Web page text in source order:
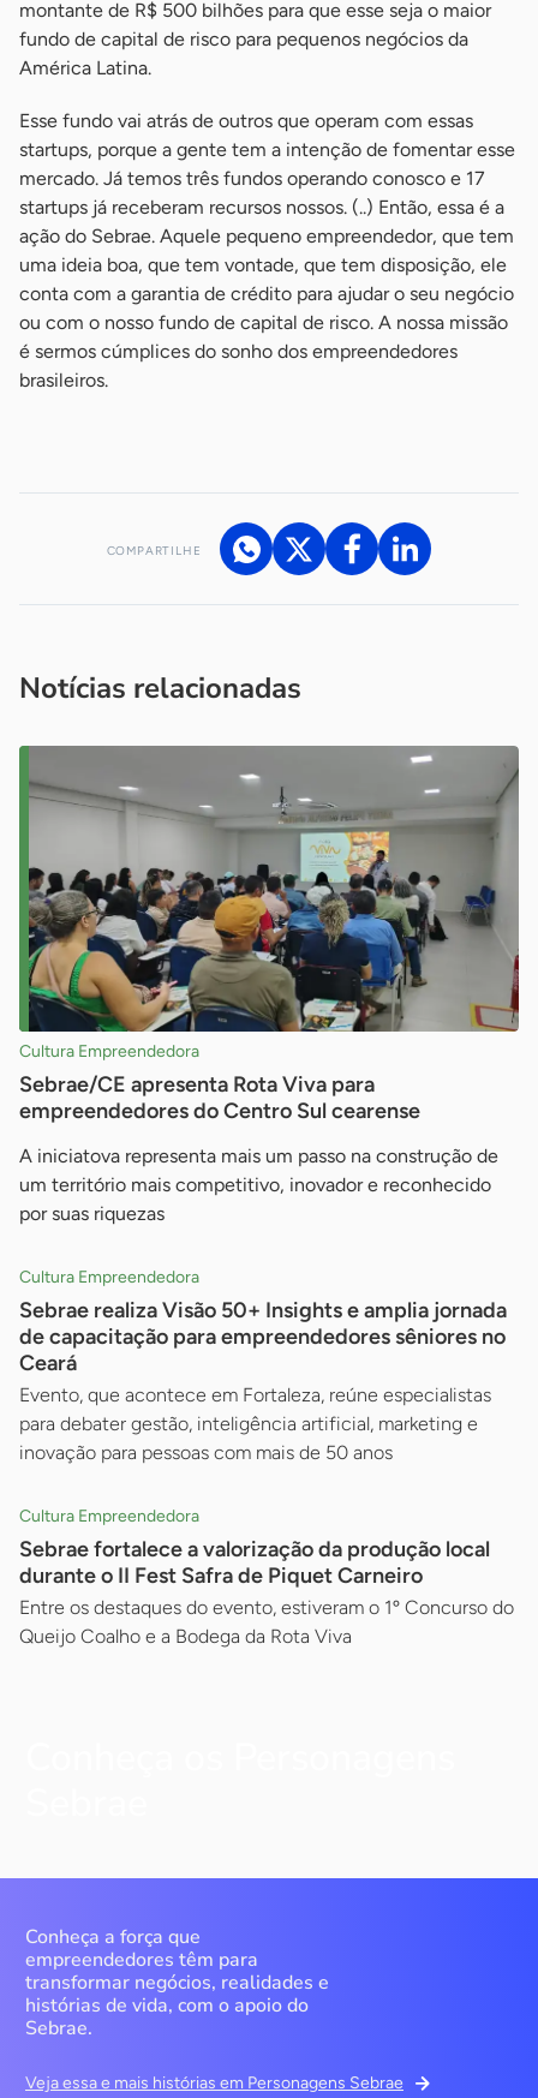
montante de R$ 500 bilhões para que esse seja o maior
fundo de capital de risco para pequenos negócios da
América Latina.
Esse fundo vai atrás de outros que operam com essas
startups, porque a gente tem a intenção de fomentar esse
mercado. Já temos três fundos operando conosco e 17
startups já receberam recursos nossos. (..) Então, essa é a
ação do Sebrae. Aquele pequeno empreendedor, que tem
uma ideia boa, que tem vontade, que tem disposição, ele
conta com a garantia de crédito para ajudar o seu negócio
ou com o nosso fundo de capital de risco. A nossa missão
é sermos cúmplices do sonho dos empreendedores
brasileiros.
COMPARTILHE
Notícias relacionadas
Cultura Empreendedora
Sebrae/CE apresenta Rota Viva para
empreendedores do Centro Sul cearense
A iniciatova representa mais um passo na construção de
um território mais competitivo, inovador e reconhecido
por suas riquezas
Cultura Empreendedora
Sebrae realiza Visão 50+ Insights e amplia jornada
de capacitação para empreendedores sêniores no
Ceará
Evento, que acontece em Fortaleza, reúne especialistas
para debater gestão, inteligência artificial, marketing e
inovação para pessoas com mais de 50 anos
Cultura Empreendedora
Sebrae fortalece a valorização da produção local
durante o II Fest Safra de Piquet Carneiro
Entre os destaques do evento, estiveram o 1º Concurso do
Queijo Coalho e a Bodega da Rota Viva
Conheça a força que
empreendedores têm para
transformar negócios, realidades e
histórias de vida, com o apoio do
Sebrae.
Veja essa e mais histórias em Personagens Sebrae